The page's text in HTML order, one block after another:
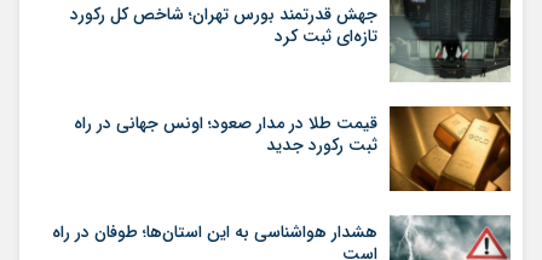
جهش قدرتمند بورس تهران؛ شاخص کل رکورد
تازه‌ای ثبت کرد
قیمت طلا در مدار صعود؛ اونس جهانی در راه
ثبت رکورد جدید
هشدار هواشناسی به این استان‌ها؛ طوفان در راه
است